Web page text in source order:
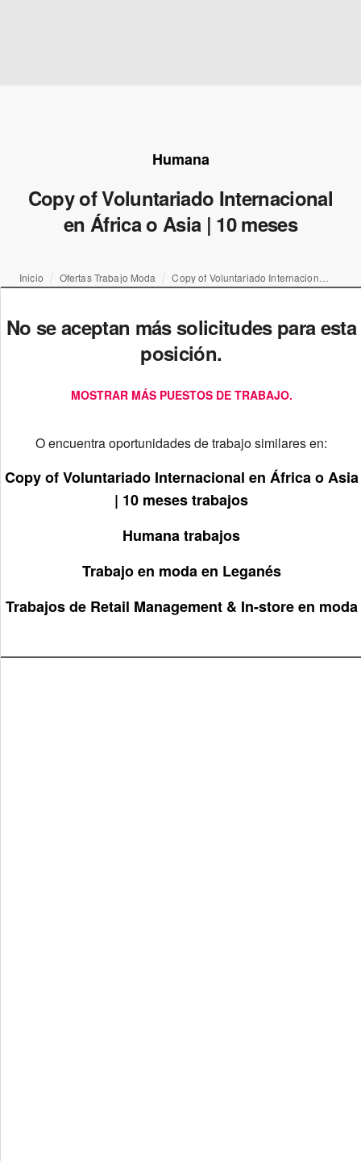
Humana
Copy of Voluntariado Internacional
en África o Asia | 10 meses
Inicio Ofertas Trabajo Moda
No se aceptan más solicitudes para esta
posición.
MOSTRAR MÁS PUESTOS DE TRABAJO.
O encuentra oportunidades de trabajo similares en:
Copy of Voluntariado Internacional en África o Asia
| 10 meses trabajos
Humana trabajos
Trabajo en moda en Leganés
Trabajos de Retail Management & In-store en moda